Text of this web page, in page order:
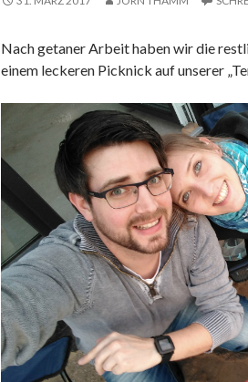
Nach getaner Arbeit haben wir die
einem leckeren Picknick auf unserer